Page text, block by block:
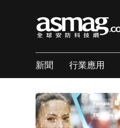
新聞 行業應用